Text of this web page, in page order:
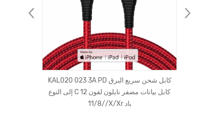
KAL020 023 3A PD كابل شحن سريع البرق
إلى النوع C كابل بيانات مضفر نايلون لفون 12
/11/8/X/Xr باد